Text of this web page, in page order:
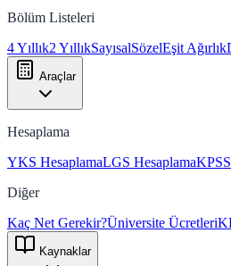
Bölüm Listeleri
4 Yıllık2 YıllıkSayısalSözelEşit Ağırlık
Araçlar
Hesaplama
YKS HesaplamaLGS Hesaplama
Diğer
Kaç Net Gerekir?Üniversite Ücretleri
Kaynaklar